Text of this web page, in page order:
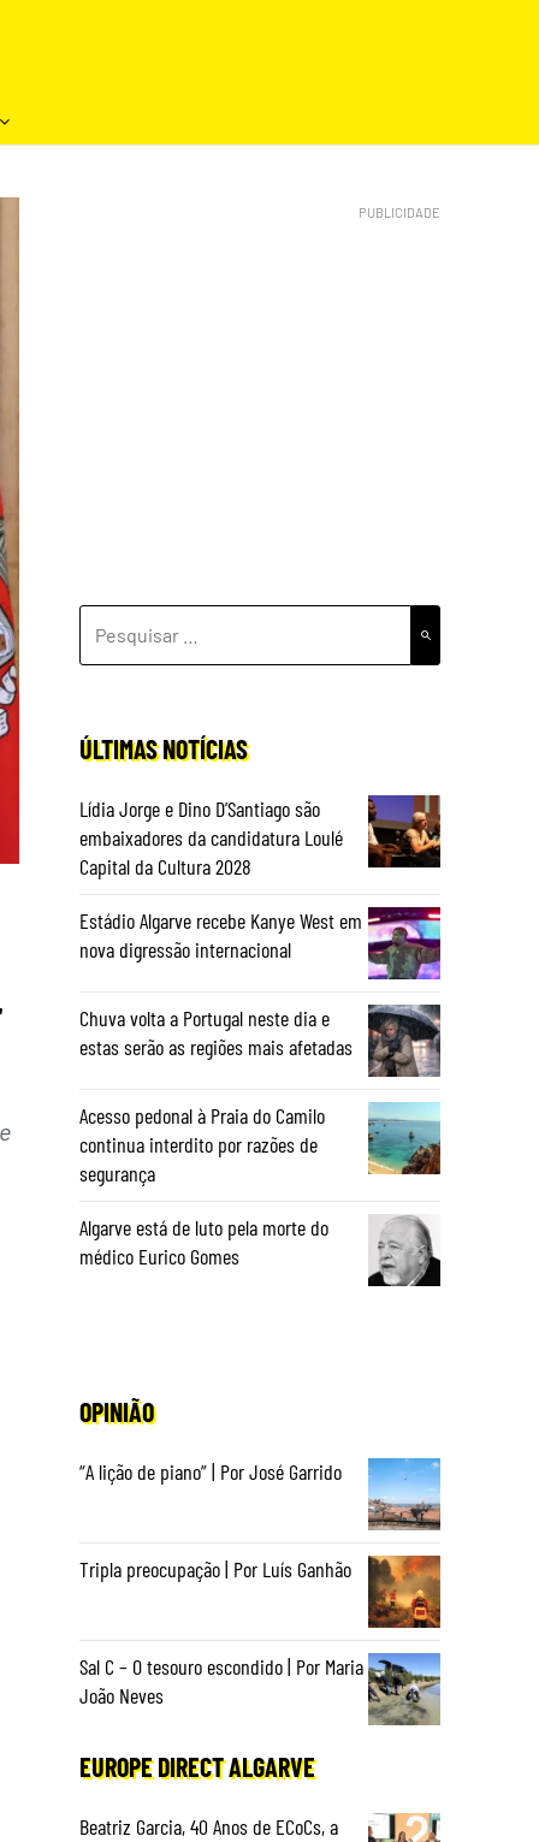
POR:
ÚLTIMAS NOTÍCIAS
Lídia Jorge e Dino D’Santiago são
embaixadores da candidatura Loulé
Capital da Cultura 2028
Estádio Algarve recebe Kanye West em
nova digressão internacional
Chuva volta a Portugal neste dia e
estas serão as regiões mais afetadas
Acesso pedonal à Praia do Camilo
continua interdito por razões de
segurança
Algarve está de luto pela morte do
médico Eurico Gomes
OPINIÃO
“A lição de piano” | Por José Garrido
Tripla preocupação | Por Luís Ganhão
Sal C – O tesouro escondido | Por Maria
João Neves
EUROPE DIRECT ALGARVE
Beatriz Garcia, 40 Anos de ECoCs, a